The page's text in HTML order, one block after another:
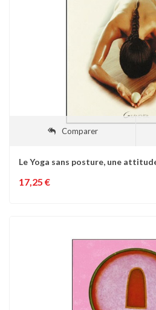
Comparer
Le Yoga sans posture, une
17,25 €